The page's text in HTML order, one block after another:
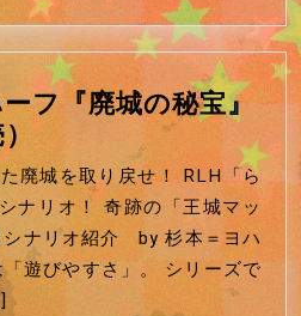
フ『廃城の秘宝』
ロ
ー
グ
ラ
イ
ク
廃城を取り戻せ！ RLH「ら
ナリオ！ 奇跡の「王城マッ
ナリオ紹介 by 杉本＝ヨハ
遊びやすさ」。 シリーズで